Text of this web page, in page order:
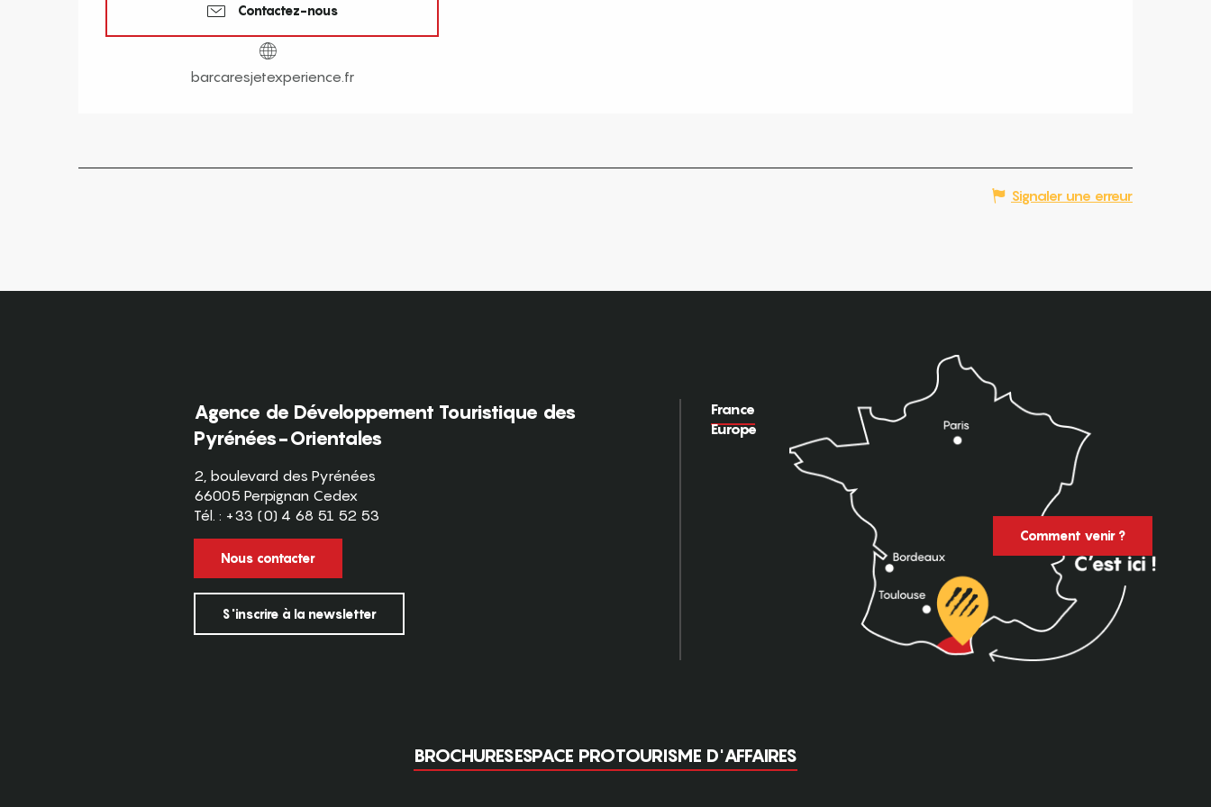
Contactez-nous
barcaresjetexperience.fr
Signaler une erreur
Agence de Développement Touristique des
Pyrénées-Orientales
2, boulevard des Pyrénées
66005 Perpignan Cedex
Tél. : +33 (0) 4 68 51 52 53
Nous contacter
S'inscrire à la newsletter
France
Europe
Comment venir ?
BROCHURESESPACE PROTOURISME D'AFFAIRES